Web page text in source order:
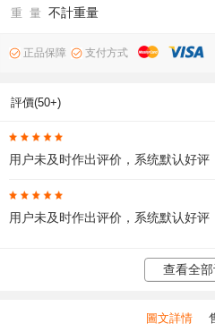
重 量 不計重量
正品保障 支付方式
評價(50+)
用户未及时作出评价，系统默认好评
用户未及时作出评价，系统默认好评
查看全
圖文詳情